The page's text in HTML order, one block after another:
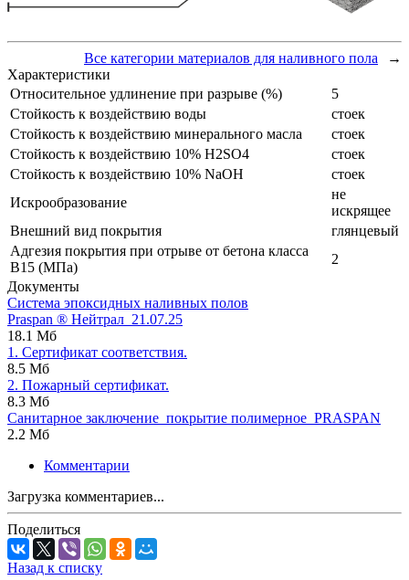
Все категории материалов для наливного пола
→
Характеристики
Относительное удлинение при разрыве (%)
5
Стойкость к воздействию воды
стоек
Стойкость к воздействию минерального масла
стоек
Стойкость к воздействию 10% H2SO4
стоек
Стойкость к воздействию 10% NaOH
стоек
Искрообразование
не
искрящее
Внешний вид покрытия
глянцевый
Адгезия покрытия при отрыве от бетона класса
В15 (МПа)
2
Документы
Система эпоксидных наливных полов
Praspan ® Нейтрал_21.07.25
18.1 Мб
1. Сертификат соответствия.
8.5 Мб
2. Пожарный сертификат.
8.3 Мб
Санитарное заключение_покрытие полимерное_PRASPAN
2.2 Мб
Комментарии
Загрузка комментариев...
Поделиться
Назад к списку